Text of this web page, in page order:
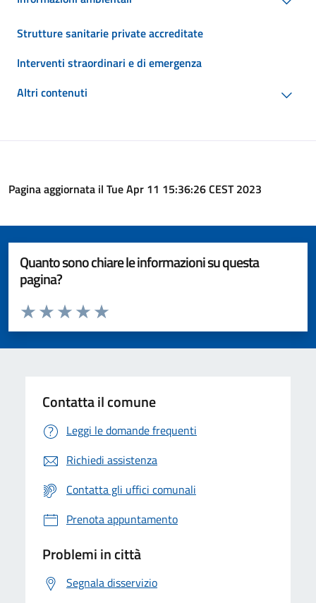
Strutture sanitarie private accreditate
Interventi straordinari e di emergenza
Altri contenuti
Pagina aggiornata il Tue Apr 11 15:36:26 CEST 2023
Quanto sono chiare le informazioni su questa
pagina?
Valuta da 1 a 5 stelle la pagina
Valuta 5 stelle su 5
Valuta 4 stelle su 5
Valuta 3 stelle su 5
Valuta 2 stelle su 5
Valuta 1 stelle su 5
Contatta il comune
Leggi le domande frequenti
Richiedi assistenza
Contatta gli uffici comunali
Prenota appuntamento
Problemi in città
Segnala disservizio